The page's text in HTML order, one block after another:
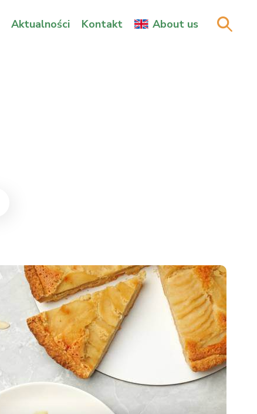
Aktualności Kontakt About us